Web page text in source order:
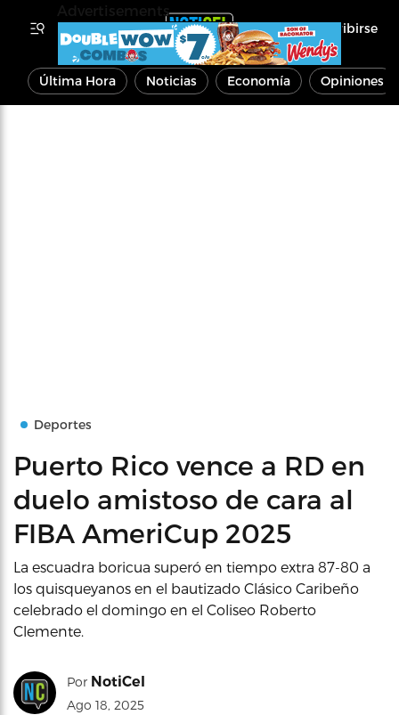
Inscribirse
Última Hora Noticias Economía Opiniones
Deportes
Puerto Rico vence a RD en
duelo amistoso de cara al
FIBA AmeriCup 2025
La escuadra boricua superó en tiempo extra 87-80 a
los quisqueyanos en el bautizado Clásico Caribeño
celebrado el domingo en el Coliseo Roberto
Clemente.
Por NotiCel
Ago 18, 2025
Advertisements